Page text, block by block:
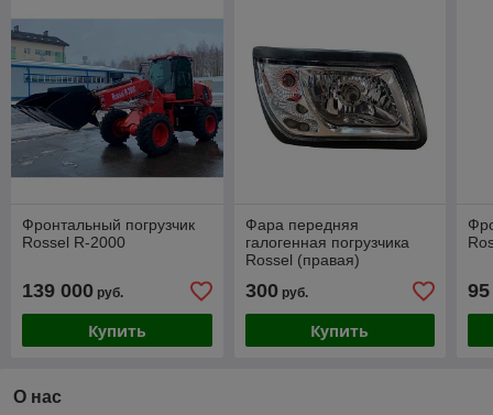
Фронтальный погрузчик
Rossel R-2000
139 000 руб.
Купить
Фара передняя
галогенная погрузчика
Rossel (правая)
300руб.
Купить
О нас